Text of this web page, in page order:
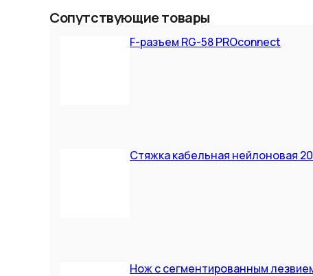
Сопутствующие товары
F-разъем RG-58 PROconnect
Стяжка кабельная нейлоновая
Нож с сегментированным